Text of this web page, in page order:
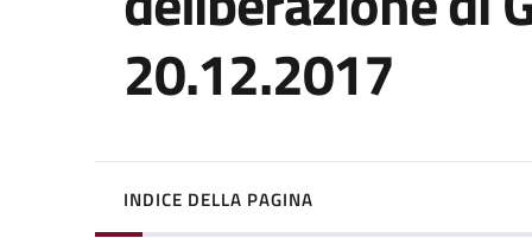
20.12.2017
INDICE DELLA PAGINA